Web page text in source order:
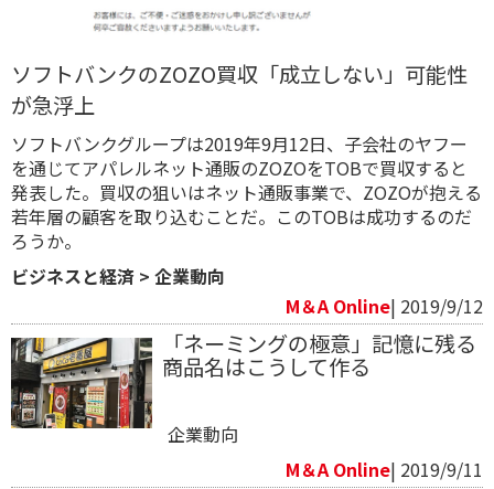
ソフトバンクのZOZO買収「成立しない」可能性
が急浮上
​ソフトバンクグループは2019年9月12日、​子会社のヤフー
を通じてアパレルネット通販のZOZOをTOBで買収すると
発表した。買収の狙いは​ネット通販事業で、ZOZOが抱える​
若年層の顧客を取り込むことだ。このTOBは成功するのだ
ろうか。
ビジネスと経済 > 企業動向
M＆A Online| 2019/9/12
「ネーミングの極意」記憶に残る
商品名はこうして作る
企業動向
M＆A Online| 2019/9/11